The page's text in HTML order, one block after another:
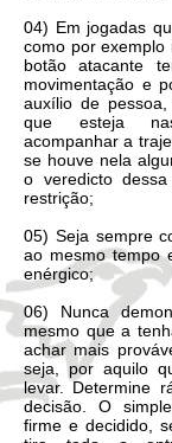
04) Em jogadas
como por exemplo
botão atacante
movimentação e
auxílio de
que esteja
acompanhar a
se houve nela
o veredicto
restrição;
05) Seja sempre
ao mesmo tempo
enérgico;
06) Nunca
mesmo que a
achar mais
seja, por aquilo
levar. Determine
decisão. O
firme e decidido,